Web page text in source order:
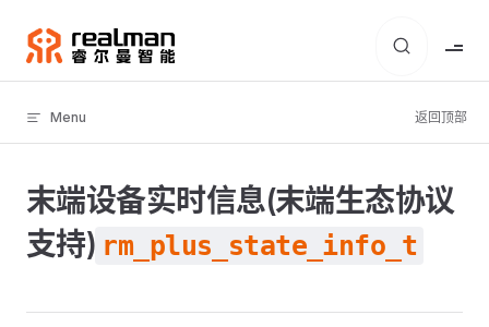
Skip to content
Menu 返回顶部
末端设备实时信息(末端生态协议
支持) rm_plus_state_info_t